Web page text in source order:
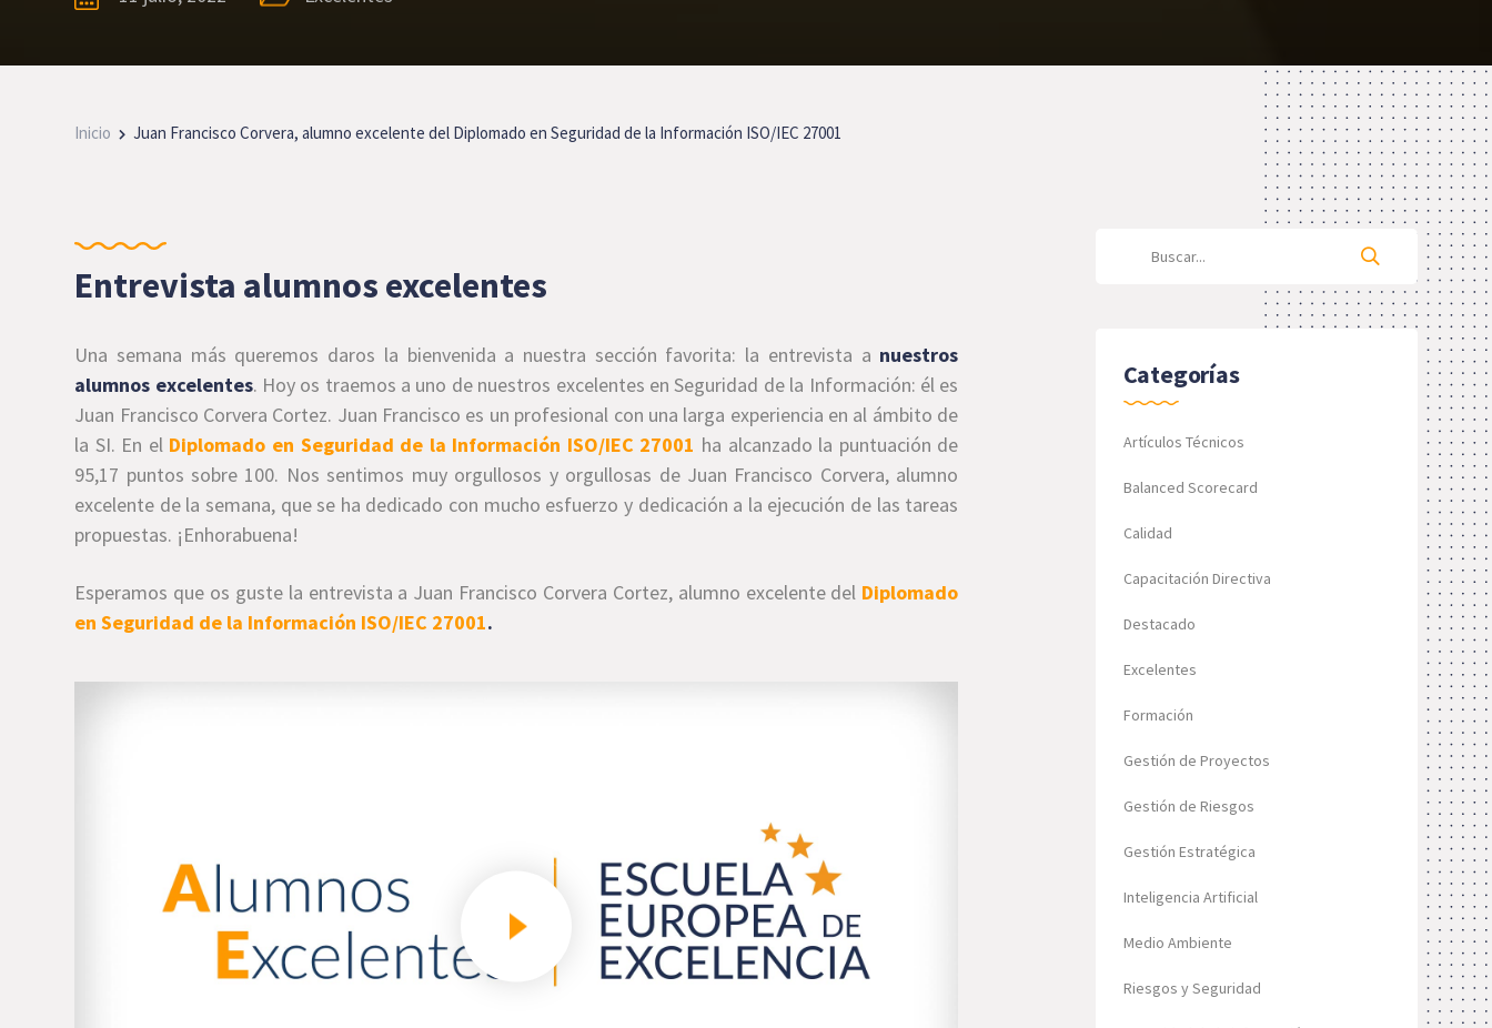
Inicio Juan Francisco Corvera, alumno excelente del Diplomado en Seguridad de la Información ISO/IEC 27001
Entrevista alumnos excelentes
Una semana más queremos daros la bienvenida a nuestra sección favorita: la entrevista a nuestros
alumnos excelentes. Hoy os traemos a uno de nuestros excelentes en Seguridad de la Información: él es
Juan Francisco Corvera Cortez. Juan Francisco es un profesional con una larga experiencia en al ámbito de
la SI. En el Diplomado en Seguridad de la Información ISO/IEC 27001 ha alcanzado la puntuación de
95,17 puntos sobre 100. Nos sentimos muy orgullosos y orgullosas de Juan Francisco Corvera, alumno
excelente de la semana, que se ha dedicado con mucho esfuerzo y dedicación a la ejecución de las tareas
propuestas. ¡Enhorabuena!
Esperamos que os guste la entrevista a Juan Francisco Corvera Cortez, alumno excelente del Diplomado
en Seguridad de la Información ISO/IEC 27001.
Categorías
Artículos Técnicos
Balanced Scorecard
Calidad
Capacitación Directiva
Destacado
Excelentes
Formación
Gestión de Proyectos
Gestión de Riesgos
Gestión Estratégica
Inteligencia Artificial
Medio Ambiente
Riesgos y Seguridad